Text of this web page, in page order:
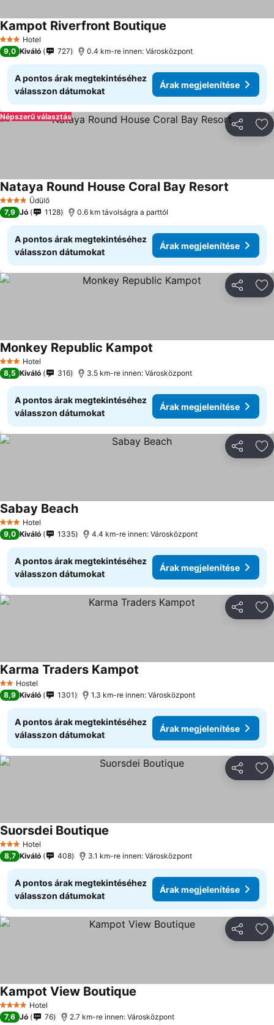
3 Kategória
Hotel
Kampot Riverfront Boutique
9,0 Kiváló 727 0.4 km-re innen: Városközpont
A pontos árak megtekintéséhez
válasszon dátumokat
Árak megjelenítése
Népszerű választás
4 KategóriaÜdülő
Nataya Round House Coral Bay Resort
7,9 Jó 1128 0.6 km távolságra a parttól
A pontos árak megtekintéséhez
válasszon dátumokat
Árak megjelenítése
3 Kategória
Hotel
Monkey Republic Kampot
8,5 Kiváló 316 3.5 km-re innen: Városközpont
A pontos árak megtekintéséhez
válasszon dátumokat
Árak megjelenítése
3 Kategória
Hotel
Sabay Beach
9,0 Kiváló 1335 4.4 km-re innen: Városközpont
A pontos árak megtekintéséhez
válasszon dátumokat
Árak megjelenítése
2 Kategória
Hostel
Karma Traders Kampot
8,9 Kiváló 1301 1.3 km-re innen: Városközpont
A pontos árak megtekintéséhez
válasszon dátumokat
Árak megjelenítése
3 Kategória
Hotel
Suorsdei Boutique
8,7 Kiváló 408 3.1 km-re innen: Városközpont
A pontos árak megtekintéséhez
válasszon dátumokat
Árak megjelenítése
4 KategóriaHotel
Kampot View Boutique
7,6 Jó 76 2.7 km-re innen: Városközpont